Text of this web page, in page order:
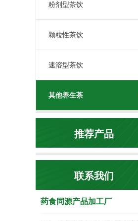
粉剂型茶饮
颗粒性茶饮
速溶型茶饮
其他养生茶
推荐产品
联系我们
药食同源产品加工厂